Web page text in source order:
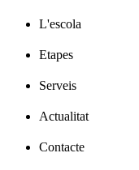
L'escola
Etapes
Serveis
Actualitat
Contacte